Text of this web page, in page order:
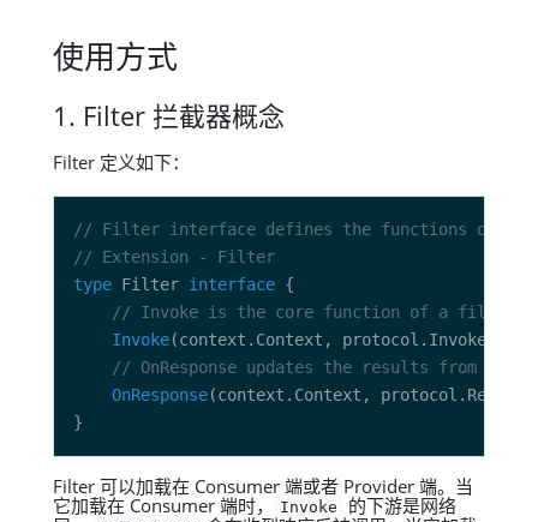
使用方式
1. Filter 拦截器概念
Filter 定义如下：
// Filter interface defines the functions of a
// Extension - Filter
type Filter interface
// Invoke is the core function of a filter,
Invoke
// OnResponse updates the results from
OnResponse
Filter 可以加载在 Consumer 端或者 Provider 端。当
它加载在 Consumer 端时，
Invoke
的下游是网络